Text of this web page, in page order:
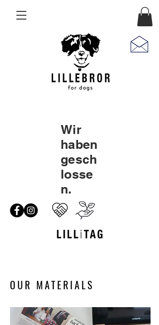
Wir
haben
gesch
losse
n.
OUR MATERIALS